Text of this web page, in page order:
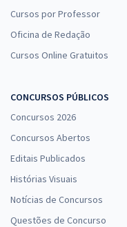
Cursos por Professor
Oficina de Redação
Cursos Online Gratuitos
CONCURSOS PÚBLICOS
Concursos 2026
Concursos Abertos
Editais Publicados
Histórias Visuais
Notícias de Concursos
Questões de Concurso